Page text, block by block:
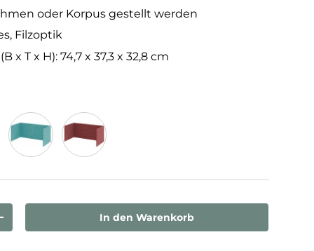
oder Korpus gestellt werden
Filzoptik
x T x H): 74,7 x 37,3 x 32,8 cm
erhöhen In den Warenkorb